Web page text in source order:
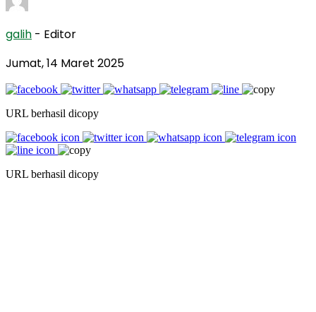
galih - Editor
Jumat, 14 Maret 2025
URL berhasil dicopy
URL berhasil dicopy